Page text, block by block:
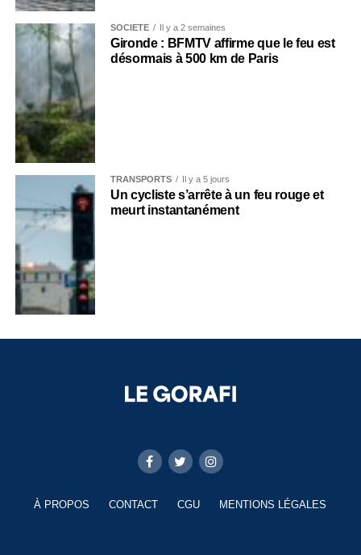
SOCIÉTÉ Il y a 2 semaines
Gironde : BFMTV affirme que le feu est
désormais à 500 km de Paris
TRANSPORTS Il y a 5 jours
Un cycliste s’arrête à un feu rouge et
meurt instantanément
À PROPOS CONTACT CGU MENTIONS LÉGALES